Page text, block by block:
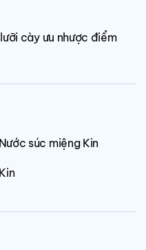
cày ưu nhược điểm
Nước súc miệng Kin